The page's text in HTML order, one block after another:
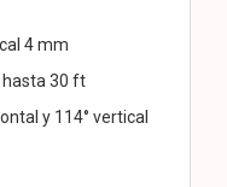
4 mm
hasta 30 ft
y 114° vertical